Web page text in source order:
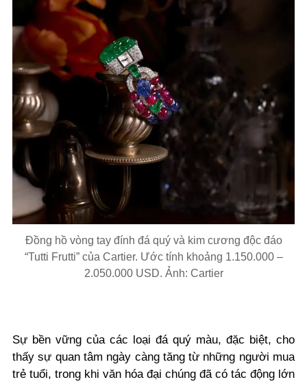
Đồng hồ vòng tay đính đá quý và kim cương độc đáo
“Tutti Frutti” của Cartier. Ước tính khoảng 1.150.000 –
2.050.000 USD. Ảnh: Cartier
Sự bền vững của các loại đá quý màu, đặc biệt, cho
thấy sự quan tâm ngày càng tăng từ những người mua
trẻ tuổi, trong khi văn hóa đại chúng đã có tác động lớn